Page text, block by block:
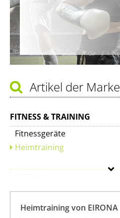
Artikel der Marke
FITNESS & TRAINING
Fitnessgeräte
Heimtraining
Heimtraining von EIRONA